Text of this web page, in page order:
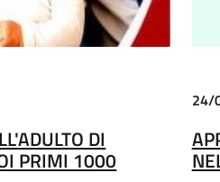
DI
PRIMI 1000
24/